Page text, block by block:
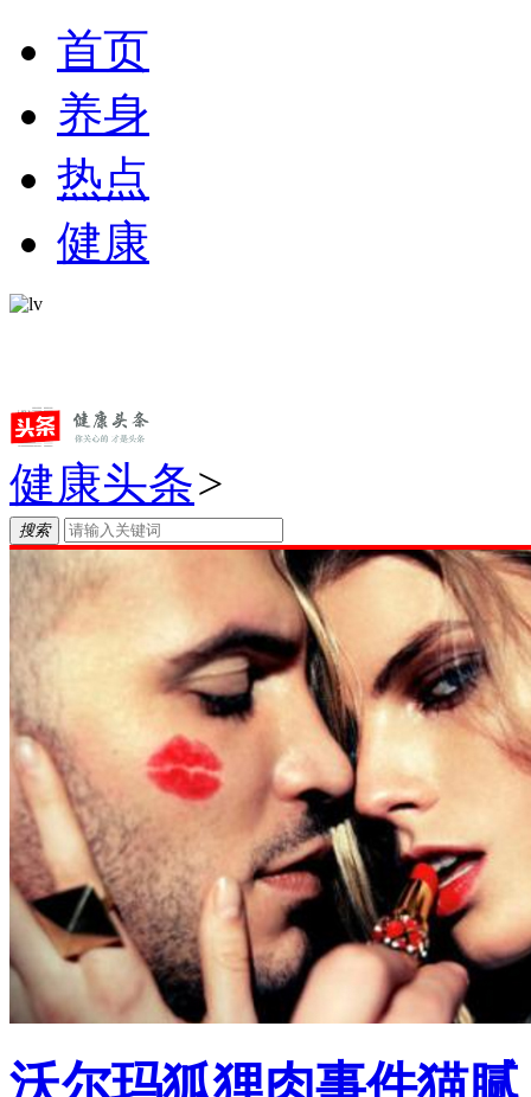
首页
养身
热点
健康
健康头条>
搜索
沃尔玛狐狸肉事件猫